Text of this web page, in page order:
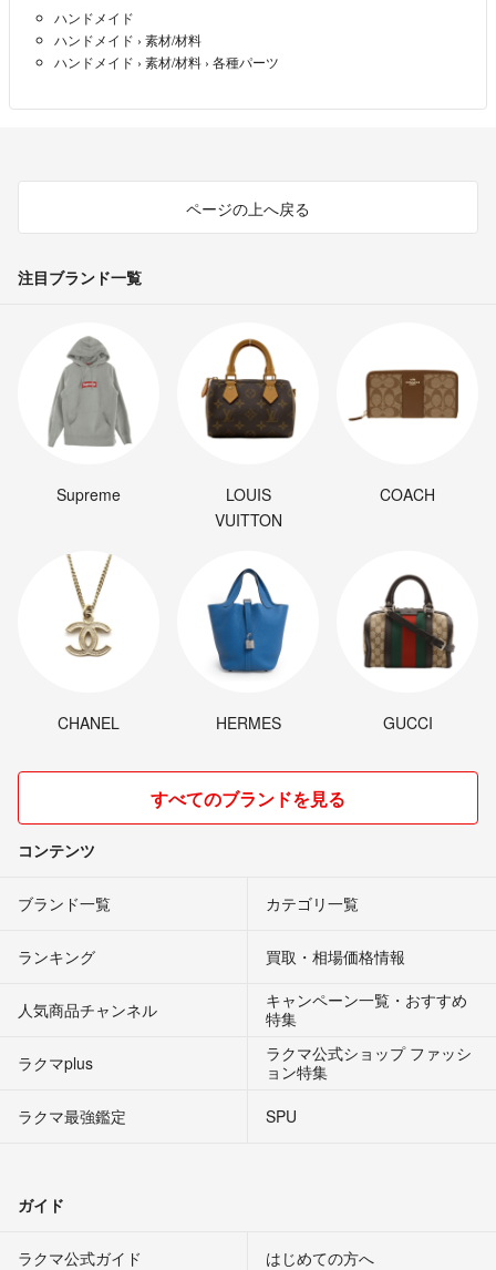
ハンドメイド
ハンドメイド › 素材/材料
ハンドメイド › 素材/材料 › 各種パーツ
ページの上へ戻る
注目ブランド一覧
Supreme
LOUIS
VUITTON
COACH
CHANEL HERMES GUCCI
すべてのブランドを見る
コンテンツ
ブランド一覧 カテゴリ一覧
ランキング 買取・相場価格情報
人気商品チャンネル
キャンペーン一覧・おすすめ
特集
ラクマplus
ラクマ公式ショップ ファッシ
ョン特集
ラクマ最強鑑定
SPU
ガイド
ラクマ公式ガイド はじめての方へ